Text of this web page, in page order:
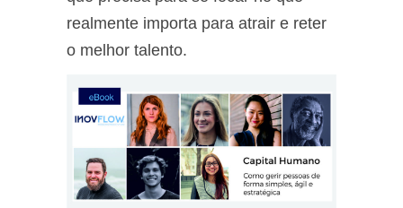
realmente importa para atrair e reter
o melhor talento.